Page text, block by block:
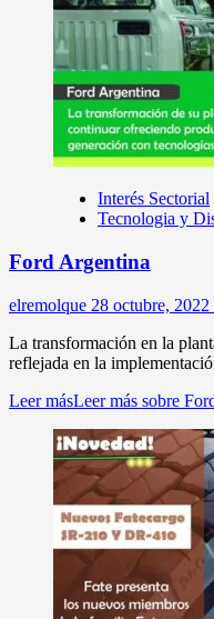
Interés Sectorial
Tecnologia y
Ford Argentina
elremolque 28 octubre, 2022
La transformación en la
reflejada en la
Leer másLeer más sobre